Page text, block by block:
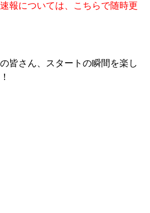
報については、こちらで随時更
皆さん、スタートの瞬間を楽し